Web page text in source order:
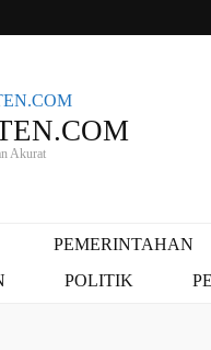
Akurat
PEMERINTAHAN
POLITIK